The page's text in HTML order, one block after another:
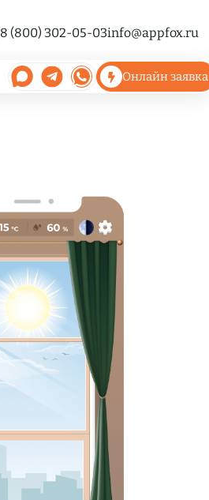
8 (800) 302-05-03info@appfox.ru
Онлайн заявка